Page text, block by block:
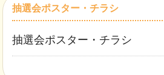
抽選会ポスター・チラシ
抽選会ポスター・チラシ